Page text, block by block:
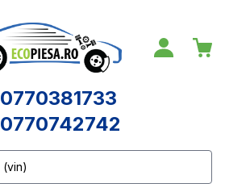
0770381733
0770742742